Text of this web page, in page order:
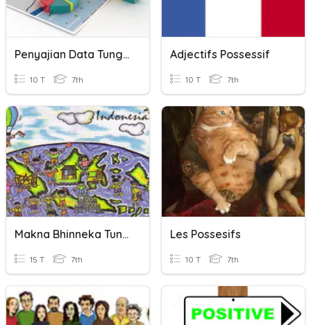
Penyajian Data Tunggal
10 T 7th
Adjectifs Possessif
10 T 7th
Makna Bhinneka Tunggal Ika
15 T 7th
Les Possesifs
10 T 7th